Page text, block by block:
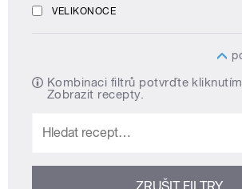
VELIKONOCE
Kombinaci filtrů potvrďte
Zobrazit recepty.